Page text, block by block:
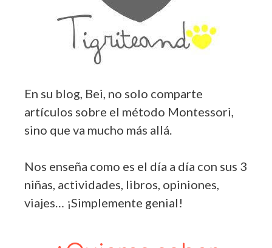
En su blog, Bei, no solo comparte
artículos sobre el método Montessori,
sino que va mucho más allá.
Nos enseña como es el día a día con sus 3
niñas, actividades, libros, opiniones,
viajes… ¡Simplemente genial!